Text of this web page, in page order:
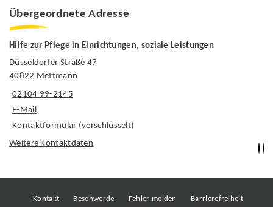
Übergeordnete Adresse
Hilfe zur Pflege in Einrichtungen, soziale Leistungen
Düsseldorfer Straße 47
40822 Mettmann
02104 99-2145
E-Mail
Kontaktformular (verschlüsselt)
Weitere Kontaktdaten
Kontakt Beschwerde Fehler melden
Barrierefreiheit